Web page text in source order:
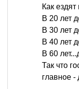
Как
В 20 лет
В 30 лет
В 40 лет
В 60
Так что
главное -